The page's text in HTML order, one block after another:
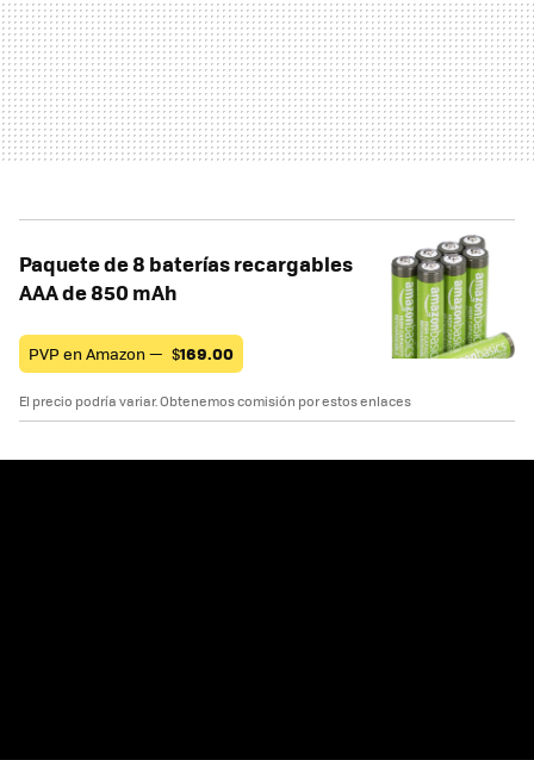
Paquete de 8 baterías recargables
AAA de 850 mAh
PVP en Amazon — $169.00
El precio podría variar. Obtenemos comisión por estos enlaces